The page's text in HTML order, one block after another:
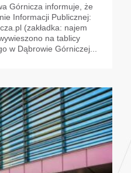
Górnicza informuje, że
Informacji Publicznej:
(zakładka: najem
na tablicy
w Dąbrowie Górniczej...